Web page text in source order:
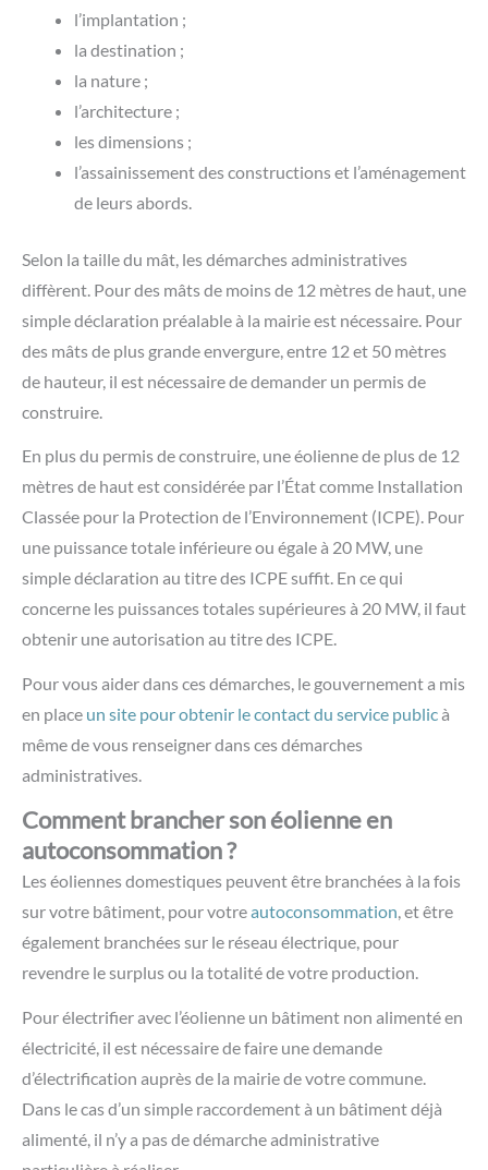
l’implantation ;
la destination ;
la nature ;
l’architecture ;
les dimensions ;
l’assainissement des constructions et l’aménagement
de leurs abords.
Selon la taille du mât, les démarches administratives
diffèrent. Pour des mâts de moins de 12 mètres de haut, une
simple déclaration préalable à la mairie est nécessaire. Pour
des mâts de plus grande envergure, entre 12 et 50 mètres
de hauteur, il est nécessaire de demander un permis de
construire.
En plus du permis de construire, une éolienne de plus de 12
mètres de haut est considérée par l’État comme Installation
Classée pour la Protection de l’Environnement (ICPE). Pour
une puissance totale inférieure ou égale à 20 MW, une
simple déclaration au titre des ICPE suffit. En ce qui
concerne les puissances totales supérieures à 20 MW, il faut
obtenir une autorisation au titre des ICPE.
Pour vous aider dans ces démarches, le gouvernement a mis
en place un site pour obtenir le contact du service publicà
même de vous renseigner dans ces démarches
administratives.
Comment brancher son éolienne en
autoconsommation ?
Les éoliennes domestiques peuvent être branchées à la fois
sur votre bâtiment, pour votreautoconsommation, et être
également branchées sur le réseau électrique, pour
revendre le surplus ou la totalité de votre production.
Pour électrifier avec l’éolienne un bâtiment non alimenté en
électricité, il est nécessaire de faire une demande
d’électrification auprès de la mairie de votre commune.
Dans le cas d’un simple raccordement à un bâtiment déjà
alimenté, il n’y a pas de démarche administrative